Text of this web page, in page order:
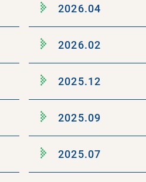
2026.04
2026.02
2025.12
2025.09
2025.07